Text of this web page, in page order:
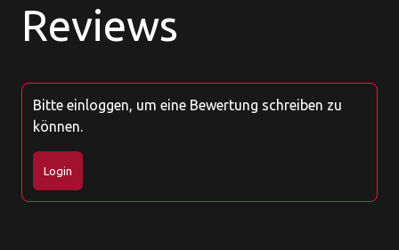
Reviews
Bitte einloggen, um eine Bewertung schreiben zu
können.
Login